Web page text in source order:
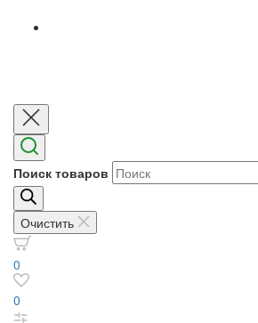
Поиск товаров
Очистить
0
0